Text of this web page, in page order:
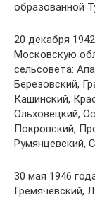
образованной
20 декабря
Московскую
сельсовета:
Березовский,
Кашинский,
Ольховецкий,
Покровский,
Румянцевский,
30 мая 1946
Гремячевский,